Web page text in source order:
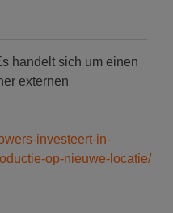
handelt sich um einen
externen
investeert-in-
op-nieuwe-locatie/